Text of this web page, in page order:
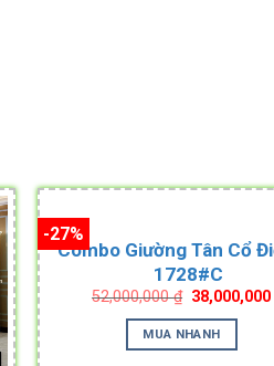
-27%
Combo Giường Tân Cổ
1728#C
52,000,000₫ Original
price
was:
52,000,000 ₫.
MUA NHANH